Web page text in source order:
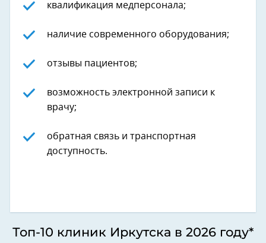
квалификация медперсонала;
наличие современного оборудования;
отзывы пациентов;
возможность электронной записи к
врачу;
обратная связь и транспортная
доступность.
Топ-10 клиник Иркутска в 2026 году*